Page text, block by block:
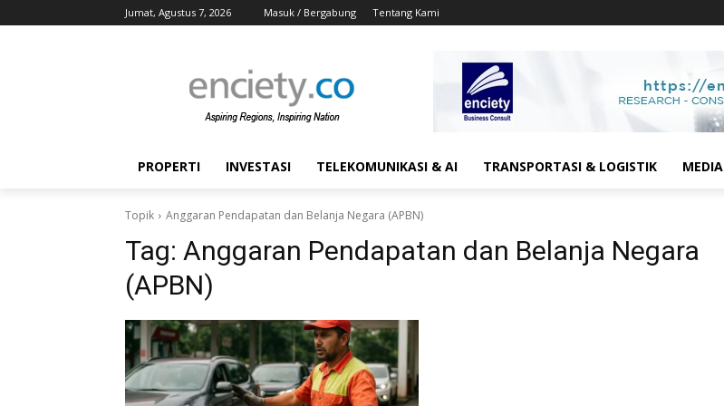
Jumat, Agustus 7, 2026 Masuk / Bergabung Tentang Kami
PROPERTI INVESTASI TELEKOMUNIKASI & AI TRANSPORTASI & LOGISTIK MEDIA
Topik Anggaran Pendapatan dan Belanja Negara (APBN)
Tag: Anggaran Pendapatan dan Belanja Negara
(APBN)